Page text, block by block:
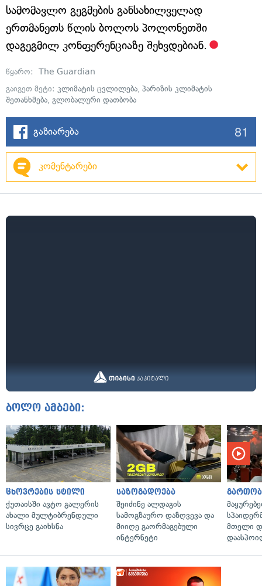
სამომავლო გეგმების განსახილველად
ერთმანეთს წლის ბოლოს პოლონეთში
დაგეგმილ კონფერენციაზე შეხვდებიან.
წყარო: The Guardian
გაიგეთ მეტი: კლიმატის ცვლილება, პარიზის კლიმატის
შეთანხმება, გლობალური დათბობა
გაზიარება 81
კომენტარები
ბოლო ამბები:
ცხოვრების სტილი
ქუთაისში ავტო გალერის
ახალი მულტიბრენდული
სივრცე გაიხსნა
საზოგადოება
შეიძინე ალდაგის
სამოგზაურო დაზღვევა და
მიიღე გაორმაგებული
ინტერნეტი
მთელი